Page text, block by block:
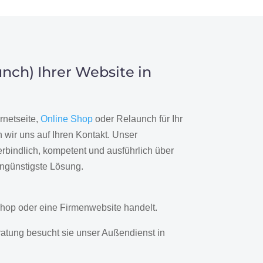
Ihrer Website in
Online Shopoder Relaunch für Ihr
wir uns auf Ihren Kontakt. Unser
kompetent und ausführlich über
Lösung.
oder eine Firmenwebsite handelt.
besucht sie unser Außendienst in